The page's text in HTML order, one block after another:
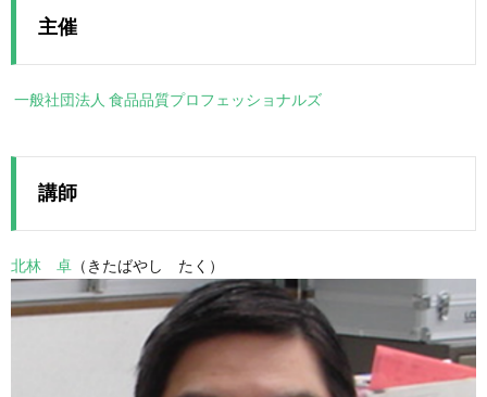
主催
一般社団法人 食品品質プロフェッショナルズ
講師
北林 卓 （きたばやし たく）